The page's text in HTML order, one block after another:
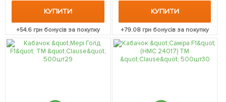
КУПИТИ
+54.6 грн бонусів за покупку
КУПИТИ
+79.08 грн бонусів за покупку